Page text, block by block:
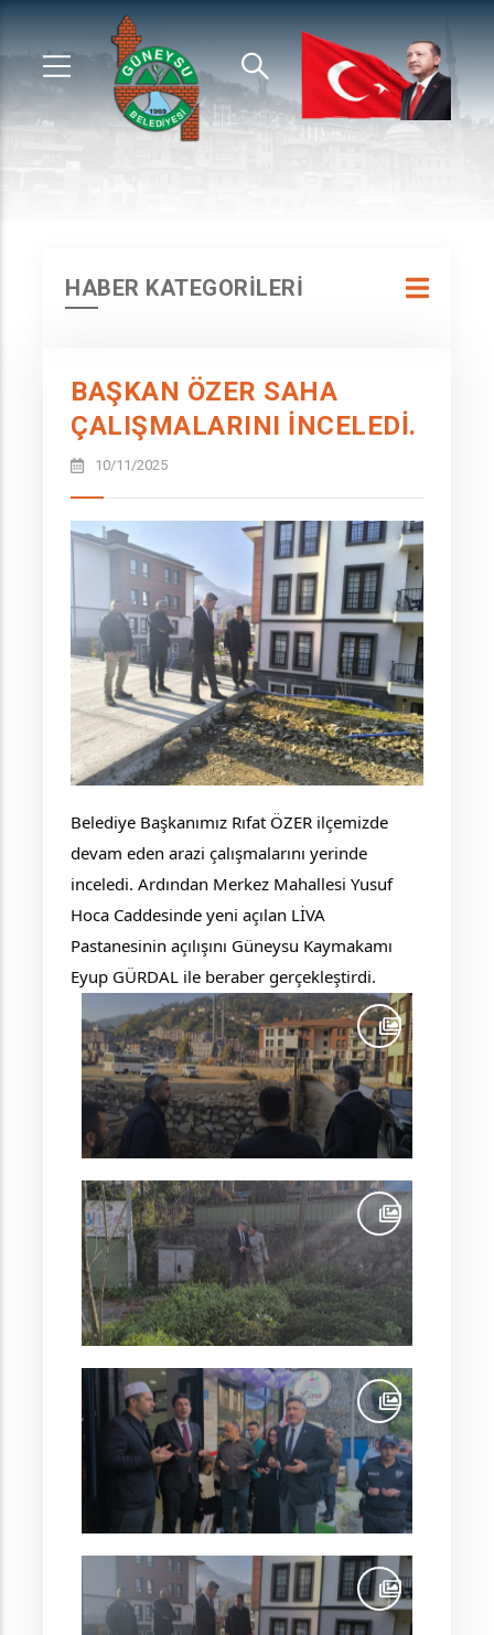
HABER KATEGORİLERİ
BAŞKAN ÖZER SAHA
ÇALIŞMALARINI İNCELEDİ.
10/11/2025
Belediye Başkanımız Rıfat ÖZER ilçemizde
devam eden arazi çalışmalarını yerinde
inceledi. Ardından Merkez Mahallesi Yusuf
Hoca Caddesinde yeni açılan LİVA
Pastanesinin açılışını Güneysu Kaymakamı
Eyup GÜRDAL ile beraber gerçekleştirdi.